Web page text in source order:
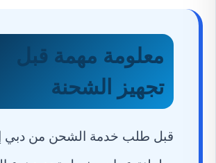
معلومة مهمة قبل
تجهيز الشحنة
قبل طلب خدمة الشحن من دبي